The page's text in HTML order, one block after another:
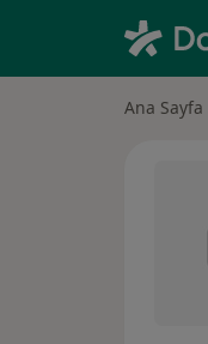
Ana Sayfa